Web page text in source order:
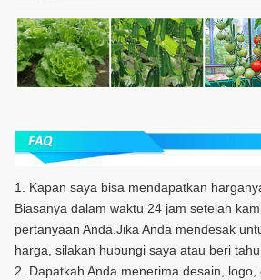
1. Kapan saya bisa mendapatkan
Biasanya dalam waktu 24 jam setelah
pertanyaan Anda.Jika Anda mendesak
harga, silakan hubungi saya atau beri
2. Dapatkah Anda menerima desain,